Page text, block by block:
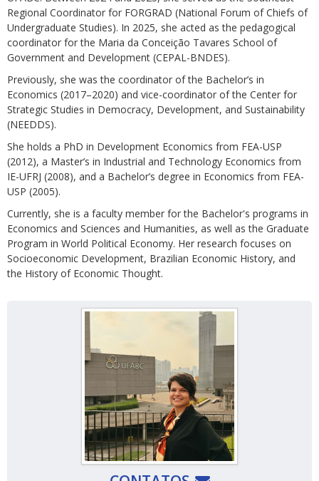
Regional Coordinator for FORGRAD (National Forum of Chiefs of
Undergraduate Studies). In 2025, she acted as the pedagogical
coordinator for the Maria da Conceição Tavares School of
Government and Development (CEPAL-BNDES).
Previously, she was the coordinator of the Bachelor’s in
Economics (2017–2020) and vice-coordinator of the Center for
Strategic Studies in Democracy, Development, and Sustainability
(NEEDDS).
She holds a PhD in Development Economics from FEA-USP
(2012), a Master’s in Industrial and Technology Economics from
IE-UFRJ (2008), and a Bachelor’s degree in Economics from FEA-
USP (2005).
Currently, she is a faculty member for the Bachelor's programs in
Economics and Sciences and Humanities, as well as the Graduate
Program in World Political Economy. Her research focuses on
Socioeconomic Development, Brazilian Economic History, and
the History of Economic Thought.